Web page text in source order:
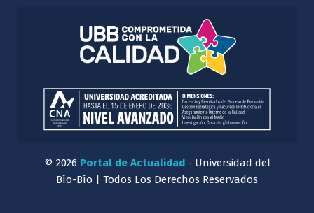
© 2026 Portal de Actualidad- Universidad del
Bío-Bío | Todos Los Derechos Reservados